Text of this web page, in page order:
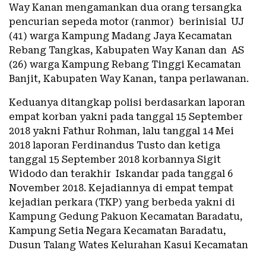
Way Kanan mengamankan dua orang tersangka
pencurian sepeda motor (ranmor) berinisial UJ
(41) warga Kampung Madang Jaya Kecamatan
Rebang Tangkas, Kabupaten Way Kanan dan AS
(26) warga Kampung Rebang Tinggi Kecamatan
Banjit, Kabupaten Way Kanan, tanpa perlawanan.
Keduanya ditangkap polisi berdasarkan laporan
empat korban yakni pada tanggal 15 September
2018 yakni Fathur Rohman, lalu tanggal 14 Mei
2018 laporan Ferdinandus Tusto dan ketiga
tanggal 15 September 2018 korbannya Sigit
Widodo dan terakhir Iskandar pada tanggal 6
November 2018. Kejadiannya di empat tempat
kejadian perkara (TKP) yang berbeda yakni di
Kampung Gedung Pakuon Kecamatan Baradatu,
Kampung Setia Negara Kecamatan Baradatu,
Dusun Talang Wates Kelurahan Kasui Kecamatan